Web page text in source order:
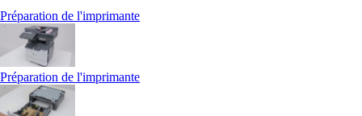
Préparation de l'imprimante
Préparation de l'imprimante